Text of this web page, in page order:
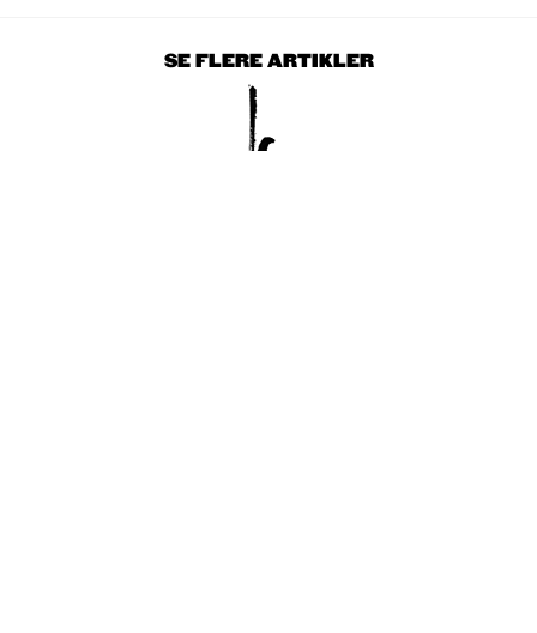
SE FLERE ARTIKLER